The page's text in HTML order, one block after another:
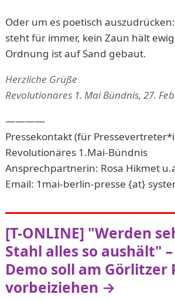
Oder um es poetisch
steht für immer, kein Zaun hält
Ordnung ist auf Sand gebaut.
Herzliche Grüße
Revolutionäres 1. Mai Bündnis, 27.
————
Pressekontakt (für
Revolutionäres 1.Mai-Bündnis
Ansprechpartnerin: Rosa Hikmet
Email: 1mai-berlin-presse {at}
[T-ONLINE] "Werden
Stahl alles so aushält"
Demo soll am Görlitzer
vorbeiziehen →